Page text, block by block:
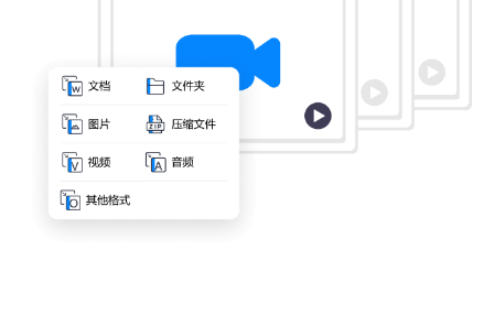
文件没来得及备份就被删了，真的好难过
的。通过这个软件找回的，靠谱！